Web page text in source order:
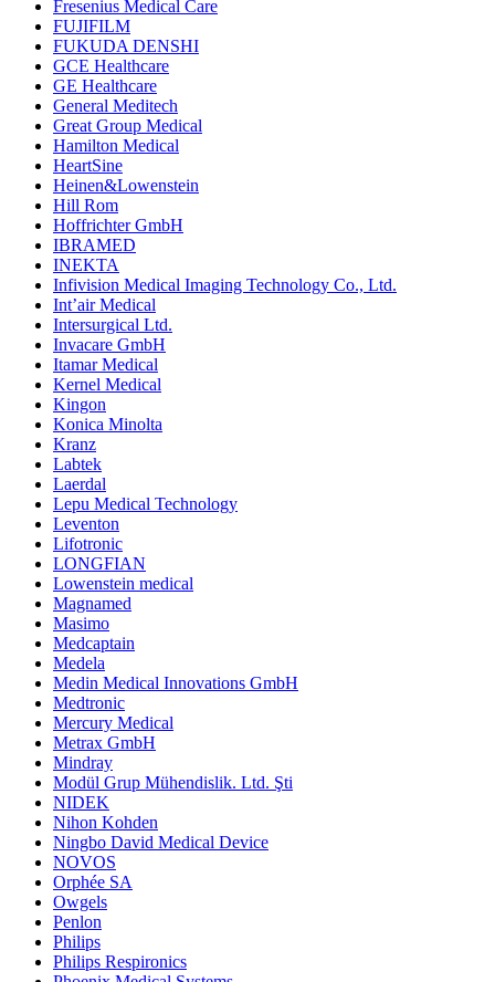
Fresenius Medical Care
FUJIFILM
FUKUDA DENSHI
GCE Healthcare
GE Healthcare
General Meditech
Great Group Medical
Hamilton Medical
HeartSine
Heinen&Lowenstein
Hill Rom
Hoffrichter GmbH
IBRAMED
INEKTA
Infivision Medical Imaging Technology Co., Ltd.
Int’air Medical
Intersurgical Ltd.
Invacare GmbH
Itamar Medical
Kernel Medical
Kingon
Konica Minolta
Kranz
Labtek
Laerdal
Lepu Medical Technology
Leventon
Lifotronic
LONGFIAN
Lowenstein medical
Magnamed
Masimo
Medcaptain
Medela
Medin Medical Innovations GmbH
Medtronic
Mercury Medical
Metrax GmbH
Mindray
Modül Grup Mühendislik. Ltd. Şti
NIDEK
Nihon Kohden
Ningbo David Medical Device
NOVOS
Orphée SA
Owgels
Penlon
Philips
Philips Respironics